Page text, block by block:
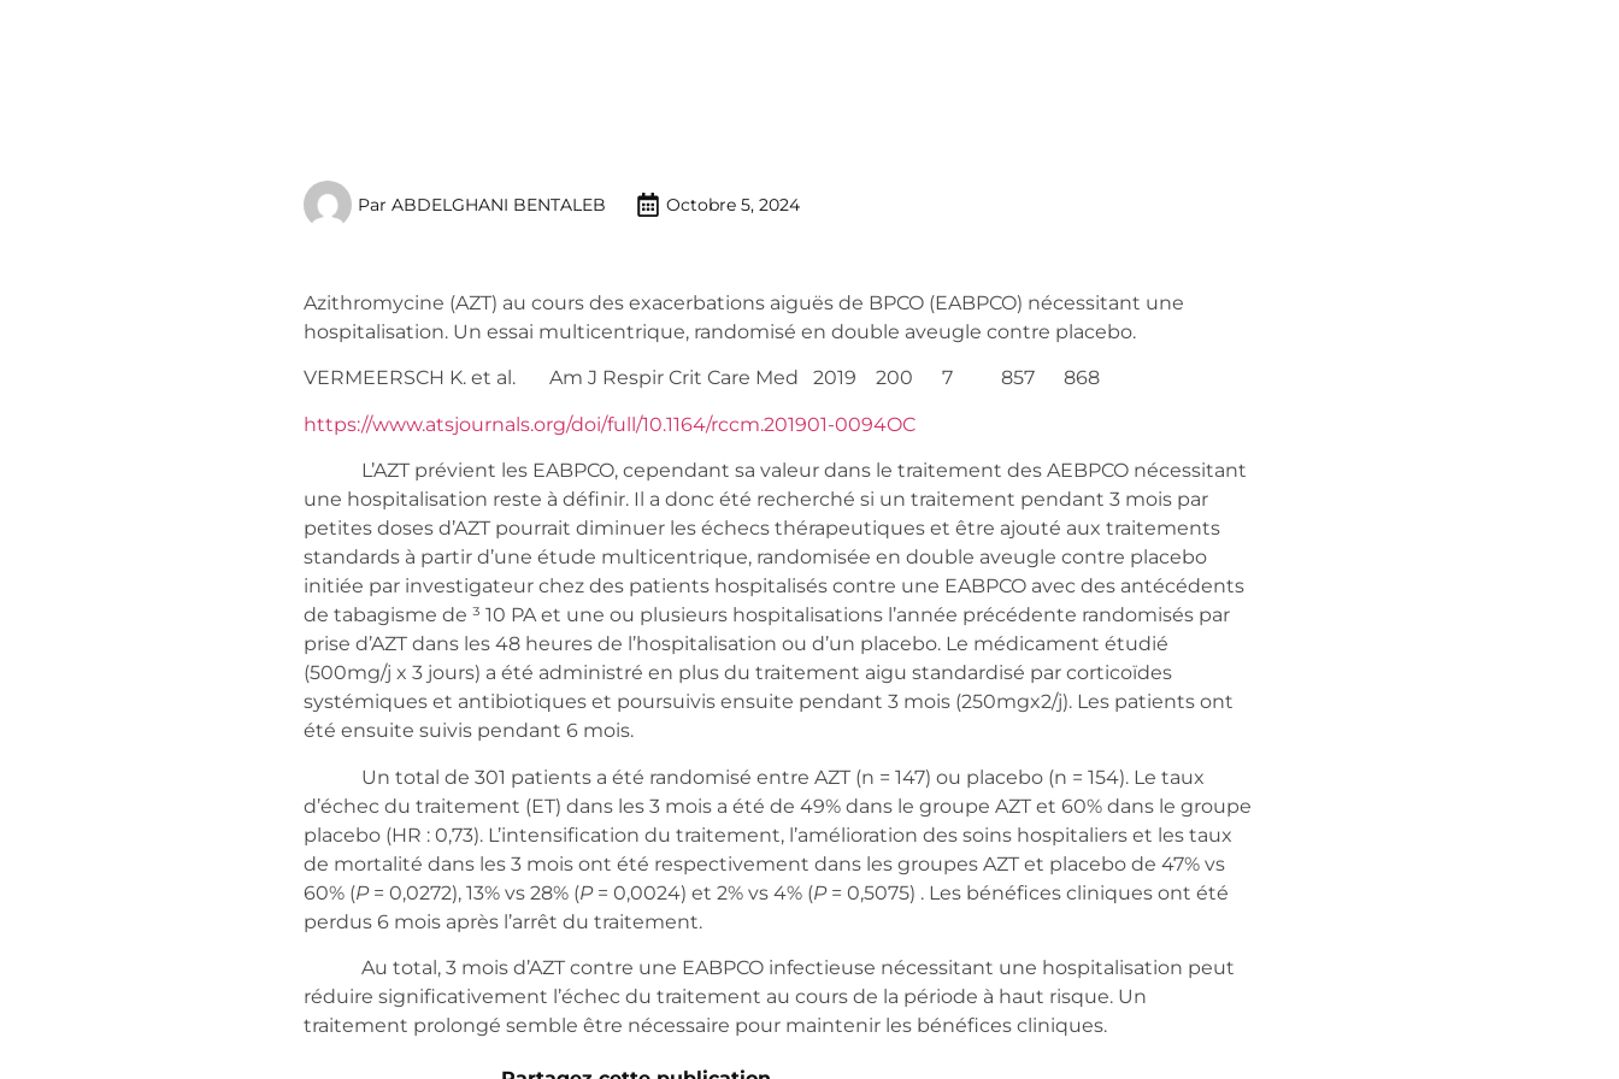
Par ABDELGHANI BENTALEB Octobre 5, 2024
Azithromycine (AZT) au cours des exacerbations aiguës de BPCO (EABPCO) nécessitant une
hospitalisation. Un essai multicentrique, randomisé en double aveugle contre placebo.
VERMEERSCH K. et al. Am J Respir Crit Care Med 2019 200 7 857 868
https://www.atsjournals.org/doi/full/10.1164/rccm.201901-0094OC
L’AZT prévient les EABPCO, cependant sa valeur dans le traitement des AEBPCO nécessitant
une hospitalisation reste à définir. Il a donc été recherché si un traitement pendant 3 mois par
petites doses d’AZT pourrait diminuer les échecs thérapeutiques et être ajouté aux traitements
standards à partir d’une étude multicentrique, randomisée en double aveugle contre placebo
initiée par investigateur chez des patients hospitalisés contre une EABPCO avec des antécédents
de tabagisme de ³ 10 PA et une ou plusieurs hospitalisations l’année précédente randomisés par
prise d’AZT dans les 48 heures de l’hospitalisation ou d’un placebo. Le médicament étudié
(500mg/j x 3 jours) a été administré en plus du traitement aigu standardisé par corticoïdes
systémiques et antibiotiques et poursuivis ensuite pendant 3 mois (250mgx2/j). Les patients ont
été ensuite suivis pendant 6 mois.
Un total de 301 patients a été randomisé entre AZT (n = 147) ou placebo (n = 154). Le taux
d’échec du traitement (ET) dans les 3 mois a été de 49% dans le groupe AZT et 60% dans le groupe
placebo (HR : 0,73). L’intensification du traitement, l’amélioration des soins hospitaliers et les taux
de mortalité dans les 3 mois ont été respectivement dans les groupes AZT et placebo de 47% vs
60% (P= 0,0272), 13% vs 28% (P= 0,0024) et 2% vs 4% (P = 0,5075) . Les bénéfices cliniques ont été
perdus 6 mois après l’arrêt du traitement.
Au total, 3 mois d’AZT contre une EABPCO infectieuse nécessitant une hospitalisation peut
réduire significativement l’échec du traitement au cours de la période à haut risque. Un
traitement prolongé semble être nécessaire pour maintenir les bénéfices cliniques.